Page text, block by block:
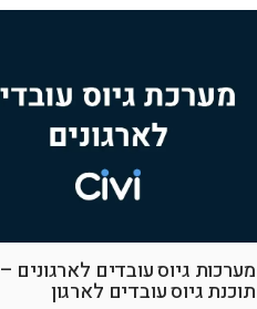
מערכות גיוס עובדים לארגונים –
תוכנת גיוס עובדים לארגון